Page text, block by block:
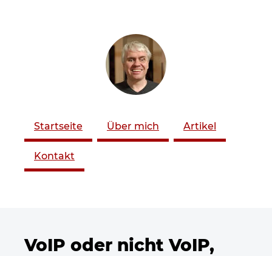
Startseite Über mich Artikel
Kontakt
VoIP oder nicht VoIP,